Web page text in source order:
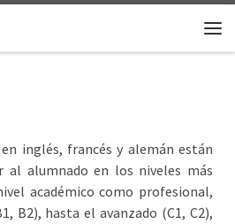
inglés, francés y alemán están
al alumnado en los niveles más
académico como profesional,
B2), hasta el avanzado (C1, C2),